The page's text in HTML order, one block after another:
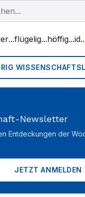
suchen
...flügelig...höffig...id
Newsletter
Entdeckungen der
JETZT ANMELDEN